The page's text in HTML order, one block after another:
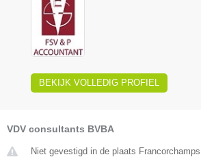
BEKIJK VOLLEDIG PROFIEL
VDV consultants BVBA
Niet gevestigd in de plaats